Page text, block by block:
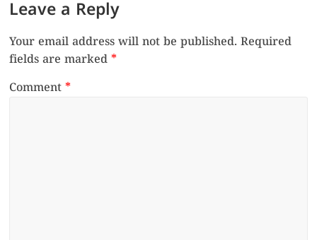
Leave a Reply
Your email address will not be published. Required
fields are marked*
Comment*